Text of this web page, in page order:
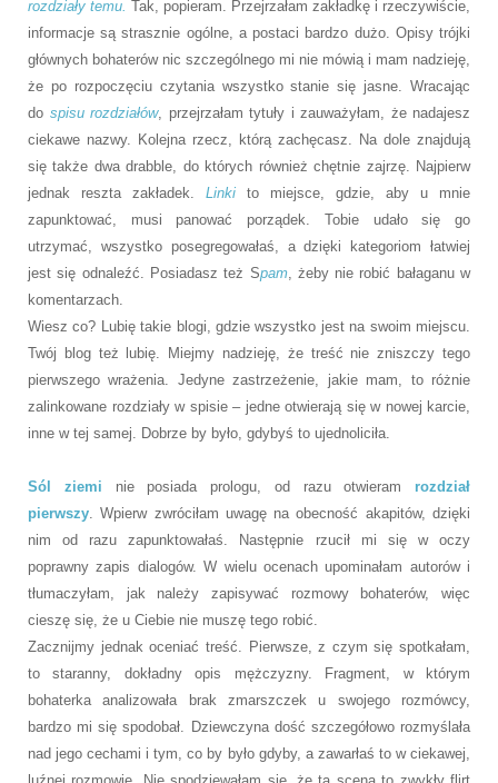
rozdziały temu. Tak, popieram. Przejrzałam zakładkę i rzeczywiście,
informacje są strasznie ogólne, a postaci bardzo dużo. Opisy trójki
głównych bohaterów nic szczególnego mi nie mówią i mam nadzieję,
że po rozpoczęciu czytania wszystko stanie się jasne. Wracając
do spisu rozdziałów, przejrzałam tytuły i zauważyłam, że nadajesz
ciekawe nazwy. Kolejna rzecz, którą zachęcasz. Na dole znajdują
się także dwa drabble, do których również chętnie zajrzę. Najpierw
jednak reszta zakładek. Linki to miejsce, gdzie, aby u mnie
zapunktować, musi panować porządek. Tobie udało się go
utrzymać, wszystko posegregowałaś, a dzięki kategoriom łatwiej
jest się odnaleźć. Posiadasz też Spam, żeby nie robić bałaganu w
komentarzach.
Wiesz co? Lubię takie blogi, gdzie wszystko jest na swoim miejscu.
Twój blog też lubię. Miejmy nadzieję, że treść nie zniszczy tego
pierwszego wrażenia. Jedyne zastrzeżenie, jakie mam, to różnie
zalinkowane rozdziały w spisie – jedne otwierają się w nowej karcie,
inne w tej samej. Dobrze by było, gdybyś to ujednoliciła.
Sól ziemi nie posiada prologu, od razu otwieram rozdział
pierwszy. Wpierw zwróciłam uwagę na obecność akapitów, dzięki
nim od razu zapunktowałaś. Następnie rzucił mi się w oczy
poprawny zapis dialogów. W wielu ocenach upominałam autorów i
tłumaczyłam, jak należy zapisywać rozmowy bohaterów, więc
cieszę się, że u Ciebie nie muszę tego robić.
Zacznijmy jednak oceniać treść. Pierwsze, z czym się spotkałam,
to staranny, dokładny opis mężczyzny. Fragment, w którym
bohaterka analizowała brak zmarszczek u swojego rozmówcy,
bardzo mi się spodobał. Dziewczyna dość szczegółowo rozmyślała
nad jego cechami i tym, co by było gdyby, a zawarłaś to w ciekawej,